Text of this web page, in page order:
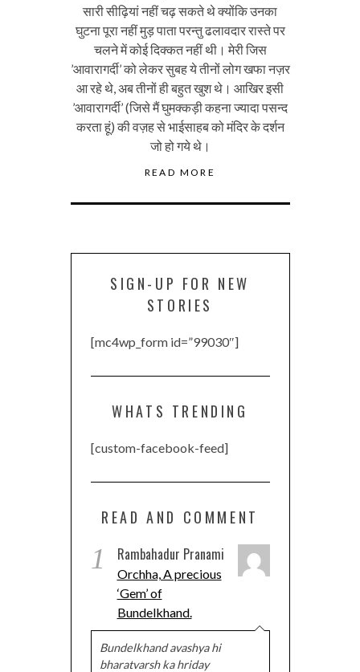
सारी सीढ़ियां नहीं चढ़ सकते थे क्योंकि उनका
घुटना पूरा नहीं मुड़ पाता परन्तु ढलावदार रास्ते पर
चलने में कोई दिक्कत नहीं थी। मेरी जिस
’आवारागर्दी’ को लेकर सुबह ये तीनों लोग खफा नज़र
आ रहे थे, अब तीनों ही बहुत खुश थे। आखिर इसी
’आवारागर्दी’ (जिसे मैं घुमक्कड़ी कहना ज्यादा पसन्द
करता हूं) की वज़ह से भाईसाहब को मंदिर के दर्शन
जो हो गये थे।
READ MORE
SIGN-UP FOR NEW
STORIES
[mc4wp_form id=”99030″]
WHATS TRENDING
[custom-facebook-feed]
READ AND COMMENT
1 Rambahadur Pranami
Orchha, A precious
‘Gem’ of
Bundelkhand.
Bundelkhand avashya hi
bharatvarsh ka hriday